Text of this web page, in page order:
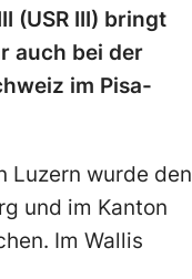
(USR III) bringt
auch bei der
im Pisa-
Luzern wurde den
und im Kanton
Im Wallis